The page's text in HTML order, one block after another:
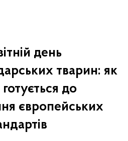
день
тварин: як
до
європейських